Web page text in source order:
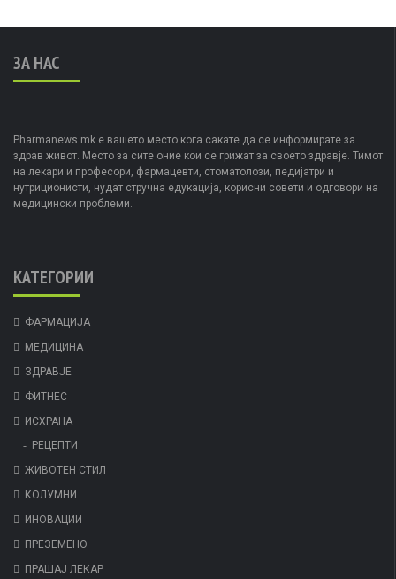
ЗА НАС
Pharmanews.mk е вашето место кога сакате да се информирате за
здрав живот. Место за сите оние кои се грижат за своето здравје. Тимот
на лекари и професори, фармацевти, стоматолози, педијатри и
нутриционисти, нудат стручна едукација, корисни совети и одговори на
медицински проблеми.
КАТЕГОРИИ
ФАРМАЦИЈА
МЕДИЦИНА
ЗДРАВЈЕ
ФИТНЕС
ИСХРАНА
РЕЦЕПТИ
ЖИВОТЕН СТИЛ
КОЛУМНИ
ИНОВАЦИИ
ПРЕЗЕМЕНО
ПРАШАЈ ЛЕКАР